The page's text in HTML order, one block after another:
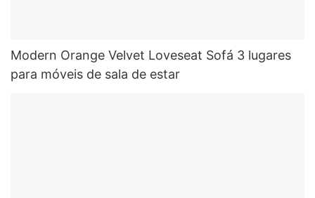
Modern Orange Velvet Loveseat Sofá 3 lugares
para móveis de sala de estar